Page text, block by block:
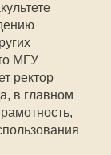
МГУ
ректор
в главном